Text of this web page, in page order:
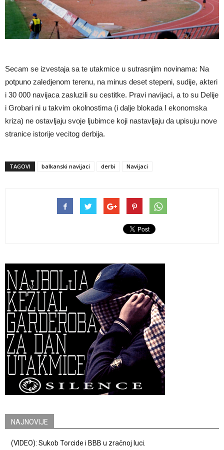
Secam se izvestaja sa te utakmice u sutrasnjim novinama: Na
potpuno zaledjenom terenu, na minus deset stepeni, sudije, akteri
i 30 000 navijaca zasluzili su cestitke. Pravi navijaci, a to su Delije
i Grobari ni u takvim okolnostima (i dalje blokada I ekonomska
kriza) ne ostavljaju svoje ljubimce koji nastavljaju da upisuju nove
stranice istorije vecitog derbija.
TAGOVI balkanski navijaci derbi Navijaci
NAJNOVIJE
(VIDEO): Sukob Torcide i BBB u zračnoj luci.